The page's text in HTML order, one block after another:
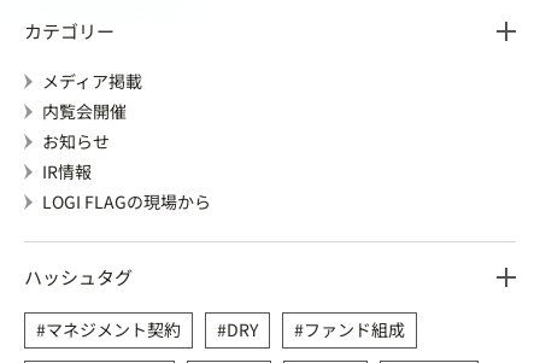
カテゴリー
メディア掲載
内覧会開催
お知らせ
IR情報
LOGI FLAGの現場から
ハッシュタグ
マネジメント契約 DRY
ファンド組成